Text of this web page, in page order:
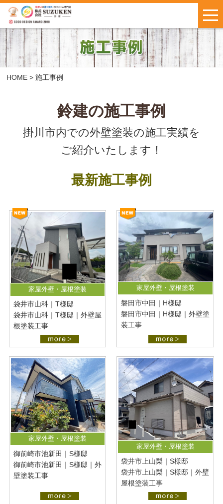
鈴建ブログ W保証について
はじめての方へ
施工事例
お客様の声
料金について
LINEで気軽に
お問い合わせ
インスタで
最新施工事例
公開中
プライバシーポリシー
HOME > 施工事例
鈴建の施工事例
掛川市内での外壁塗装の施工実績を
ご紹介いたします！
最新施工事例
家屋外壁・屋根塗装
袋井市山科｜T様邸
袋井市山科｜T様邸｜外壁屋
根塗装工事
家屋外壁・屋根塗装
磐田市中田｜H様邸
磐田市中田｜H様邸｜外壁塗
装工事
家屋外壁・屋根塗装
御前崎市池新田｜S様邸
御前崎市池新田｜S様邸｜外
壁塗装工事
家屋外壁・屋根塗装
袋井市上山梨｜S様邸
袋井市上山梨｜S様邸｜外壁
屋根塗装工事